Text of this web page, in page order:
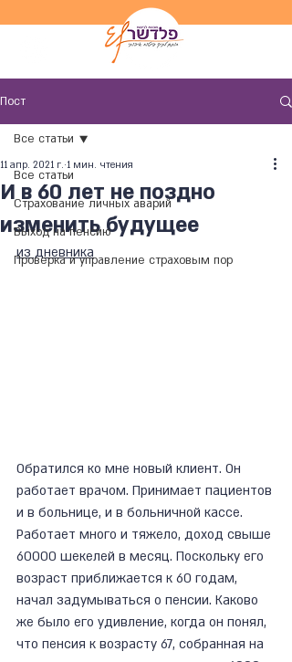
Пост
Все статьи
Страхование личных аварий
Выход на пенсию
Проверка и управление страховым пор
Все статьи
И в 60 лет не поздно
изменить будущее
11 апр. 2021 г. 1 мин. чтения
из дневника
Обратился ко мне новый клиент. Он
работает врачом. Принимает пациентов
и в больнице, и в больничной кассе.
Работает много и тяжело, доход свыше
60000 шекелей в месяц. Поскольку его
возраст приближается к 60 годам,
начал задумываться о пенсии. Каково
же было его удивление, когда он понял,
что пенсия к возрасту 67, собранная на